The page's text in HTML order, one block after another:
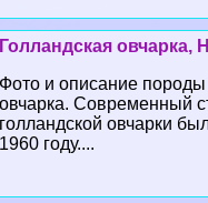
Голландская овчарка,
Фото и описание породы
овчарка. Современный
голландской овчарки
1960 году....